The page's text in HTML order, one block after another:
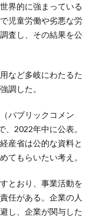
界的に強まっている
児童労働や劣悪な労
査し、その結果を公
など多岐にわたるた
調した。
パブリックコメン
、2022年中に公表。
産省は公的な資料と
てもらいたい考え。
とおり、事業活動を
任がある。企業の人
し、企業が関与した